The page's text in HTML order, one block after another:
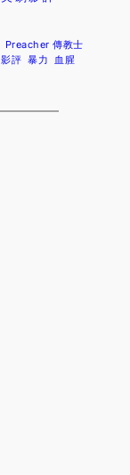
Preacher 傳教士
影評 暴力
血腥